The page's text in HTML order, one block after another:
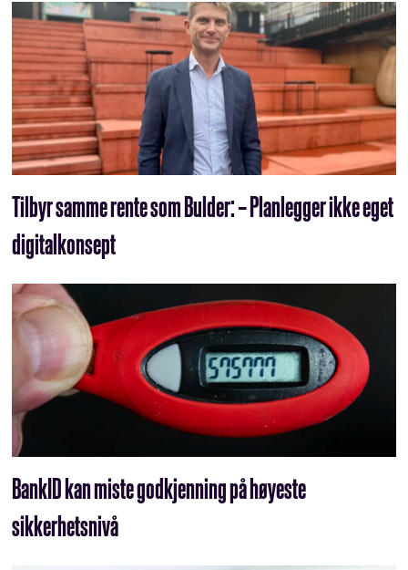
Tilbyr samme rente som Bulder: – Planlegger ikke eget
digitalkonsept
BankID kan miste godkjenning på høyeste
sikkerhetsnivå